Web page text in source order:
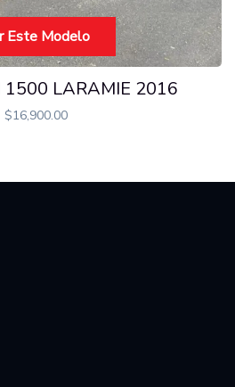
Este Modelo
1500 LARAMIE 2016
$16,900.00